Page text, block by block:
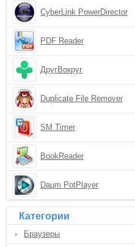
CyberLink PowerDirector
PDF Reader
ДругВокруг
Duplicate File Remover
SM Timer
BookReader
Daum PotPlayer
Категории
Браузеры